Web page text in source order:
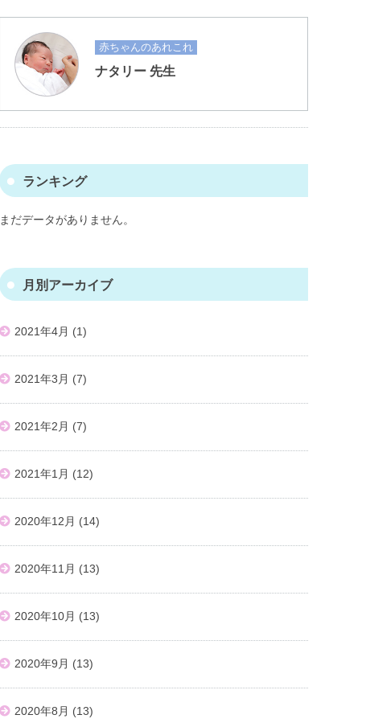
赤ちゃんのあれこれ
ナタリー 先生
ランキング
まだデータがありません。
月別アーカイブ
2021年4月 (1)
2021年3月 (7)
2021年2月 (7)
2021年1月 (12)
2020年12月 (14)
2020年11月 (13)
2020年10月 (13)
2020年9月 (13)
2020年8月 (13)